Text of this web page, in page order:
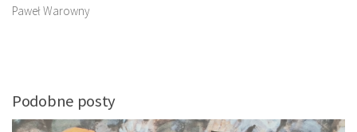
Paweł Warowny
Podobne posty